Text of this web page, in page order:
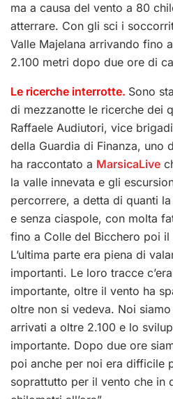
ma a causa del vento a 80
atterrare. Con gli sci i
Valle Majelana arrivando fino
2.100 metri dopo due ore di
Le ricerche interrotte. Sono
di mezzanotte le ricerche dei
Raffaele Audiutori, vice
della Guardia di Finanza, uno
ha raccontato a MarsicaLive
la valle innevata e gli
percorrere, a detta di quanti
e senza ciaspole, con molta
fino a Colle del Bicchero poi
L’ultima parte era piena di
importanti. Le loro tracce
importante, oltre il vento ha
oltre non si vedeva. Noi
arrivati a oltre 2.100 e lo
importante. Dopo due ore
poi anche per noi era difficile
soprattutto per il vento che in